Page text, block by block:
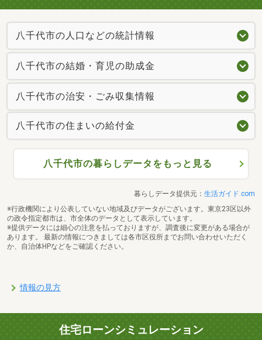
八千代市の人口などの統計情報
八千代市の結婚・育児の助成金
八千代市の治安・ごみ収集情報
八千代市の住まいの給付金
八千代市の暮らしデータをもっと見る
暮らしデータ提供元： 生活ガイド.com
※行政機関により公表していない地域及びデータがございます。東京23区以外
の政令指定都市は、市全体のデータとして表示しています。
※提供データには細心の注意を払っておりますが、調査後に変更がある場合が
あります。 最新の情報につきましては各市区役所までお問い合わせいただく
か、自治体HPなどをご確認ください。
情報の見方
住宅ローンシミュレーション